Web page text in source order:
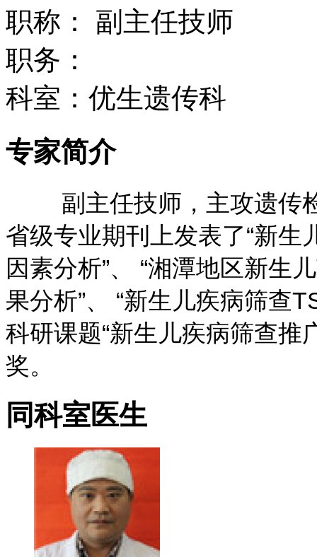
职称： 副主任技师
职务：
科室：优生遗传科
专家简介
副主任技师，主攻遗传
省级专业期刊上发表了“新
因素分析”、 “湘潭地区新生
果分析”、 “新生儿疾病筛查
科研课题“新生儿疾病筛查推
奖。
同科室医生